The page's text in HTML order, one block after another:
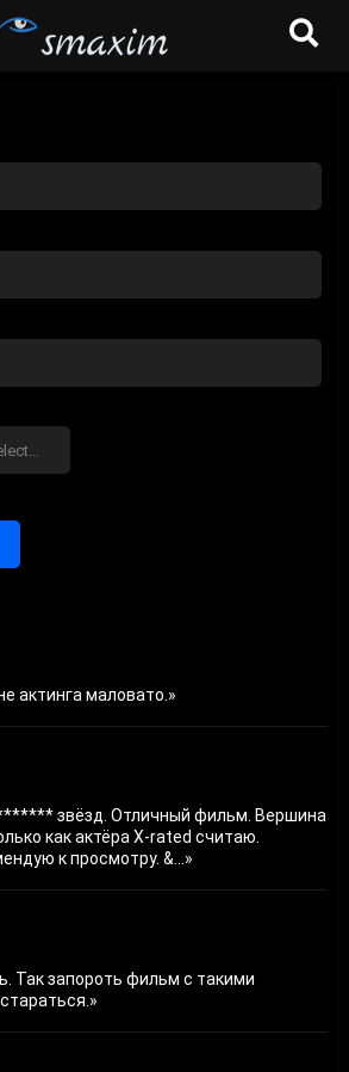
актинга маловато. »
звёзд. Отличный фильм. Вершина
как актёра X-rated считаю.
к просмотру. &... »
Так запороть фильм с такими
»